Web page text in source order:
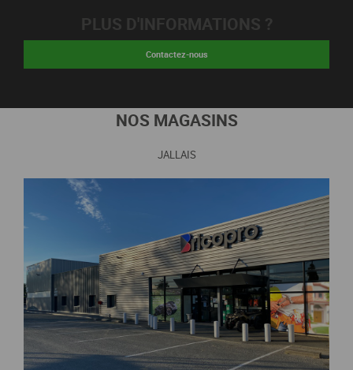
PLUS D'INFORMATIONS ?
Contactez-nous
NOS MAGASINS
JALLAIS